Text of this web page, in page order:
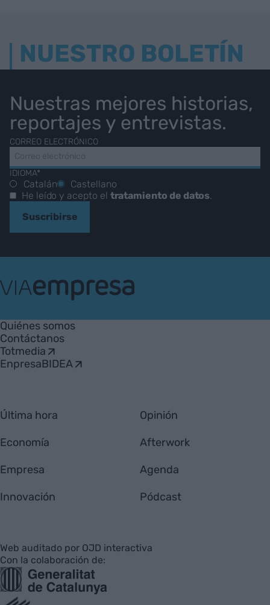
NUESTRO BOLETÍN
Nuestras mejores historias,
reportajes y entrevistas.
CORREO ELECTRÓNICO
IDIOMA*
Catalán
Castellano
He leído y acepto el tratamiento de datos.
Suscribirse
Empresa
Quiénes somos
Contáctanos
Totmedia
EnpresaBIDEA
Última hora
Economía
Empresa
Innovación
Opinión
Afterwork
Agenda
Pódcast
Web auditado por OJD interactiva
Con la colaboración de: